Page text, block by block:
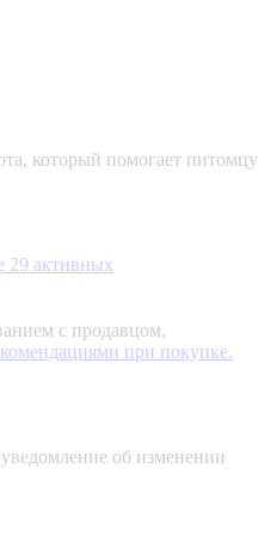
который помогает питомцу
29 активных
с продавцом,
при покупке.
об изменении